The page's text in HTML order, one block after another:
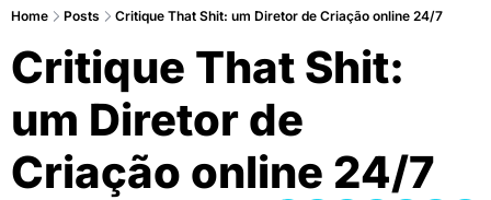
Home Posts Critique That Shit: um Diretor de Criação online 24/7
Critique That Shit:
um Diretor de
Criação online 24/7